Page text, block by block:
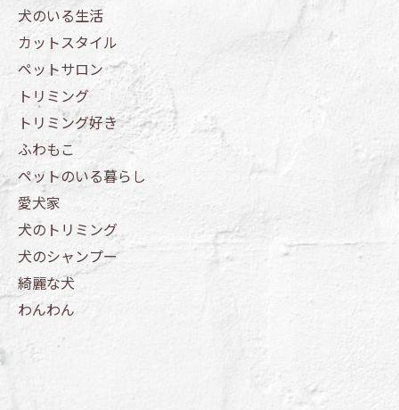
犬のいる生活
カットスタイル
ペットサロン
トリミング
トリミング好き
ふわもこ
ペットのいる暮らし
愛犬家
犬のトリミング
犬のシャンプー
綺麗な犬
わんわん